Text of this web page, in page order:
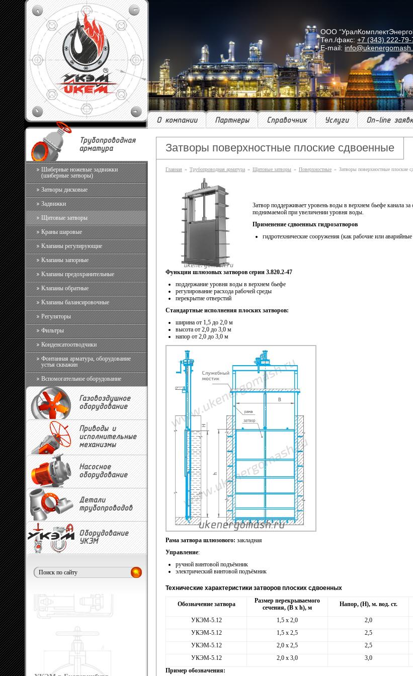
ООО
Тел./факс: +7 (343) 222-79-
E-mail:
О компании Партнеры Справочник Услуги On-line
Трубопроводная
арматура
Шиберные ножевые задвижки
(шиберные затворы)
Затворы дисковые
Задвижки
Щитовые затворы
Краны шаровые
Клапаны регулирующие
Клапаны запорные
Клапаны предохранительные
Клапаны обратные
Клапаны балансировочные
Регуляторы
Фильтры
Конденсатоотводчики
Фонтанная арматура, оборудование
устья скважин
Вспомогательное оборудование
Газовоздушное
оборудование
Приводы и
исполнительные
механизмы
Насосное
оборудование
Детали
трубопроводов
Оборудование
УКЭМ
Затворы поверхностные плоские сдвоенные
Главная » Трубопроводная арматура » Щитовые затворы » Поверхностные » Затворы поверхностные плоские
Затвор поддерживает уровень воды в верхнем бьефе канала
поднимаемой при увеличении уровня воды.
Применение сдвоенных гидрозатворов
гидротехнические сооружения (как рабочие или
Функции шлюзовых затворов серии 3.820.2-47
поддержание уровня воды в верхнем бьефе
регулирование расхода рабочей среды
перекрытие отверстий
Стандартные исполнения плоских затворов:
ширина от 1,5 до 2,0 м
высота от 2,0 до 3,0 м
напор от 2,0 до 3,0 м
Рама затвора шлюзового: закладная
Управление:
ручной винтовой подъёмник
электрический винтовой подъёмник
Технические характеристики затворов плоских сдвоенных
Обозначение затвора
Размер перекрываемого
сечения, (В x h), м
Напор, (Н), м. вод. ст.
УКЭМ-5.12 1,5 х 2,0 2,0
УКЭМ-5.12
1,5 х 2,5 2,5
УКЭМ-5.12
2,0 х 2,5 2,5
УКЭМ-5.12
2,0 х 3,0 3,0
Пример обозначения: